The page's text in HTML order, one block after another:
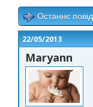
Останнє
22/05/2013
Maryann